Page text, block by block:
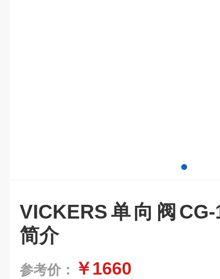
VICKERS单向阀CG-
简介
参考价： ￥1660